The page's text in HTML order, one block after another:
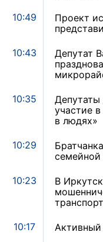
10:49
Проект
10:43
Депутат
10:35
участие
в людях»
10:29
10:23
В
10:17